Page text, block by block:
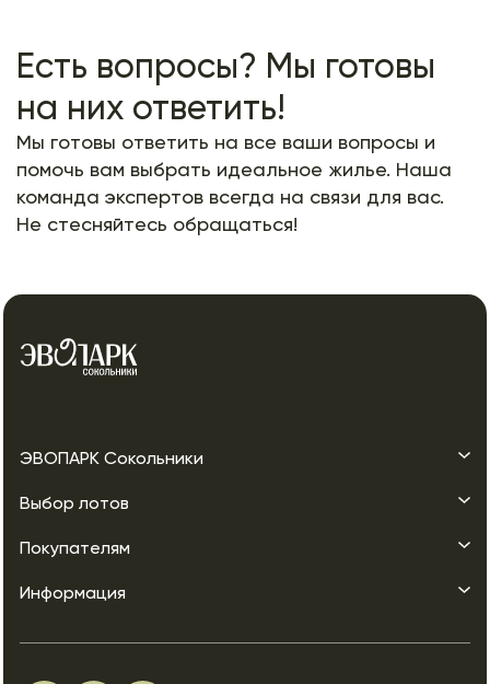
Есть вопросы? Мы готовы
на них ответить!
Мы готовы ответить на все ваши вопросы и
помочь вам выбрать идеальное жилье. Наша
команда экспертов всегда на связи для вас.
Не стесняйтесь обращаться!
ЭВОПАРК Сокольники
Выбор лотов
Покупателям
Информация